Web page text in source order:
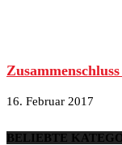
16. Februar 2017
BELIEBTE